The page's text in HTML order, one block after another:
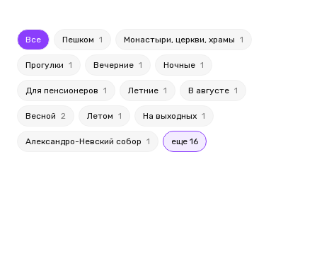
Все Пешком 1 Монастыри, церкви, храмы 1
Прогулки 1 Вечерние 1 Ночные 1
Для пенсионеров 1 Летние 1 В августе 1
Весной 2 Летом 1 На выходных 1
Александро-Невский собор 1 еще 16